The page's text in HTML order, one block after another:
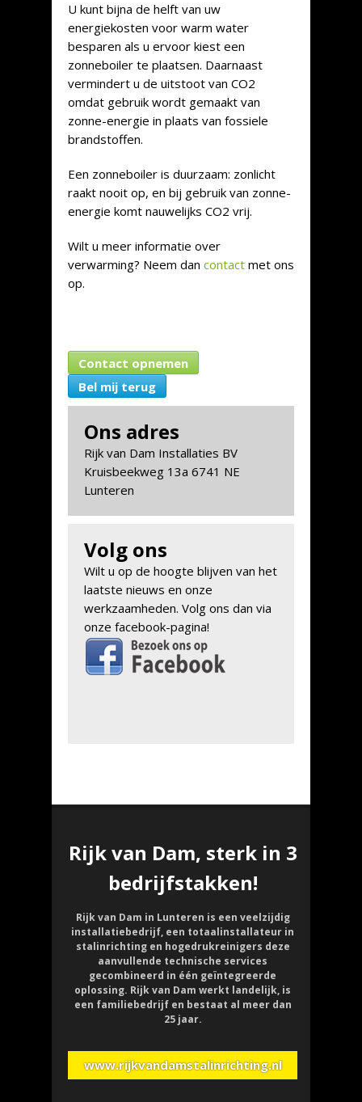
U kunt bijna de helft van uw
energiekosten voor warm water
besparen als u ervoor kiest een
zonneboiler te plaatsen. Daarnaast
vermindert u de uitstoot van CO2
omdat gebruik wordt gemaakt van
zonne-energie in plaats van fossiele
brandstoffen.
Een zonneboiler is duurzaam: zonlicht
raakt nooit op, en bij gebruik van zonne-
energie komt nauwelijks CO2 vrij.
Wilt u meer informatie over
verwarming? Neem dan contact met ons
op.
Contact opnemen
Bel mij terug
Ons adres
Rijk van Dam Installaties BV
Kruisbeekweg 13a 6741 NE
Lunteren
Volg ons
Wilt u op de hoogte blijven van het
laatste nieuws en onze
werkzaamheden. Volg ons dan via
onze facebook-pagina!
Rijk van Dam, sterk in 3
bedrijfstakken!
Rijk van Dam in Lunteren is een veelzijdig
installatiebedrijf, een totaalinstallateur in
stalinrichting en hogedrukreinigers deze
aanvullende technische services
gecombineerd in één geïntegreerde
oplossing. Rijk van Dam werkt landelijk, is
een familiebedrijf en bestaat al meer dan
25 jaar.
www.rijkvandamstalinrichting.nl